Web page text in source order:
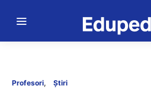
Profesori Știri